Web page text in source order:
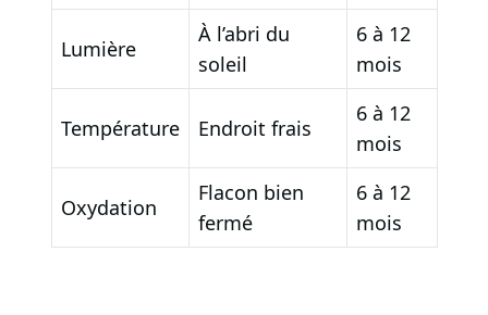
Lumière
À l’abri du
soleil
6 à 12
mois
Température Endroit frais
6 à 12
mois
Oxydation
Flacon bien
fermé
6 à 12
mois